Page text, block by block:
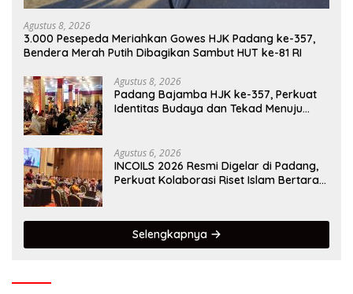
Agustus 8, 2026
3.000 Pesepeda Meriahkan Gowes HJK Padang ke-357,
Bendera Merah Putih Dibagikan Sambut HUT ke-81 RI
Agustus 8, 2026
Padang Bajamba HJK ke-357, Perkuat
Identitas Budaya dan Tekad Menuju
Agustus 6, 2026
INCOILS 2026 Resmi Digelar di Padang,
Perkuat Kolaborasi Riset Islam Bertaraf
Selengkapnya